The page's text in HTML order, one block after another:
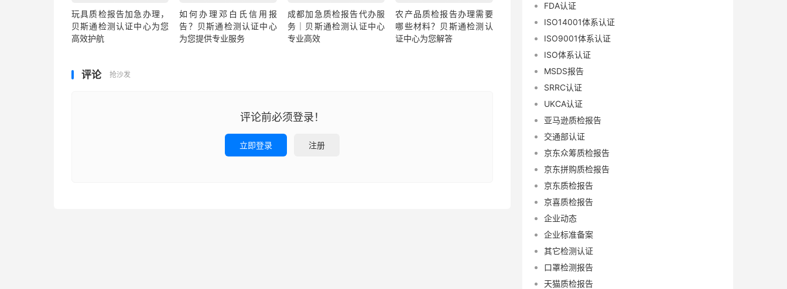
玩具质检报告加急办理，
贝斯通检测认证中心为您
高效护航
如何办理邓白氏信用报
告？贝斯通检测认证中心
为您提供专业服务
成都加急质检报告代办服
务｜贝斯通检测认证中心
专业高效
农产品质检报告办理需要
哪些材料？贝斯通检测认
证中心为您解答
评论 抢沙发
评论前必须登录！
立即登录 注册
FDA认证
ISO14001体系认证
ISO9001体系认证
ISO体系认证
MSDS报告
SRRC认证
UKCA认证
亚马逊质检报告
交通部认证
京东众筹质检报告
京东拼购质检报告
京东质检报告
京喜质检报告
企业动态
企业标准备案
其它检测认证
口罩检测报告
天猫质检报告